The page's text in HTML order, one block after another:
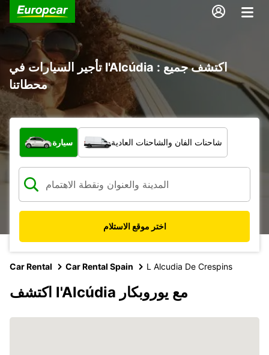
تأجير السيارات في l'Alcúdia : اكتشف جميع
محطاتنا
ما نوع المركبة؟
سيارة شاحنات الفان والشاحنات العادية
اختر موقع الاستلام
Car Rental Car Rental Spain L Alcudia De Crespins
اكتشف l'Alcúdia مع يوروبكار